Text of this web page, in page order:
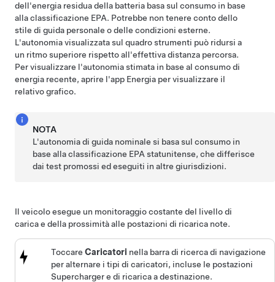
dell'energia residua della batteria basa sul consumo in base
alla classificazione EPA. Potrebbe non tenere conto dello
stile di guida personale o delle condizioni esterne.
L'autonomia visualizzata sul quadro strumenti può ridursi a
un ritmo superiore rispetto all'effettiva distanza percorsa.
Per visualizzare l'autonomia stimata in base al consumo di
energia recente, aprire l'app Energia per visualizzare il
relativo grafico.
NOTA
L'autonomia di guida nominale si basa sul consumo in
base alla classificazione EPA statunitense, che differisce
dai test promossi ed eseguiti in altre giurisdizioni.
Il veicolo esegue un monitoraggio costante del livello di
carica e della prossimità alle postazioni di ricarica note.
ToccareCaricatori nella barra di ricerca di navigazione
per alternare i tipi di caricatori, incluse le postazioni
Supercharger e di ricarica a destinazione.